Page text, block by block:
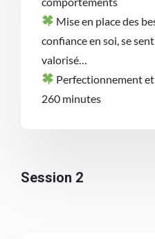
Mise en place des
confiance en soi, se
valorisé…
Perfectionnement
260 minutes
Session 2